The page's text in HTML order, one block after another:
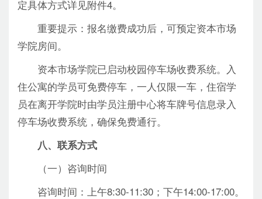
定具体方式详见附件4。
重要提示：报名缴费成功后，可预定资本市场
学院房间。
资本市场学院已启动校园停车场收费系统。入
住公寓的学员可免费停车，一人仅限一车，住宿学
员在离开学院时由学员注册中心将车牌号信息录入
停车场收费系统，确保免费通行。
八、联系方式
（一）咨询时间
咨询时间：上午8:30-11:30；下午14:00-17:00。